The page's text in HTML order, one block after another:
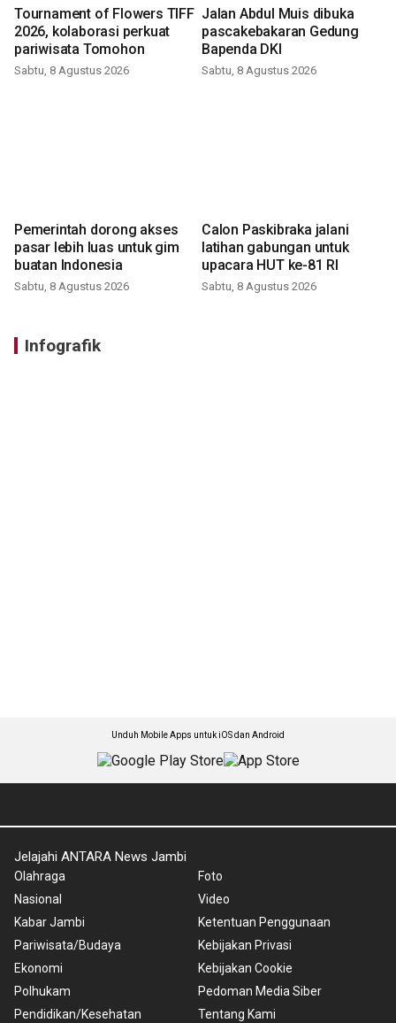
Tournament of Flowers TIFF
2026, kolaborasi perkuat
pariwisata Tomohon
Sabtu, 8 Agustus 2026
Jalan Abdul Muis dibuka
pascakebakaran Gedung
Bapenda DKI
Sabtu, 8 Agustus 2026
Pemerintah dorong akses
pasar lebih luas untuk gim
buatan Indonesia
Sabtu, 8 Agustus 2026
Calon Paskibraka jalani
latihan gabungan untuk
upacara HUT ke-81 RI
Sabtu, 8 Agustus 2026
Infografik
Unduh Mobile Apps untuk iOS dan Android
Jelajahi ANTARA News Jambi
Olahraga
Nasional
Kabar Jambi
Pariwisata/Budaya
Ekonomi
Polhukam
Pendidikan/Kesehatan
Foto
Video
Ketentuan Penggunaan
Kebijakan Privasi
Kebijakan Cookie
Pedoman Media Siber
Tentang Kami